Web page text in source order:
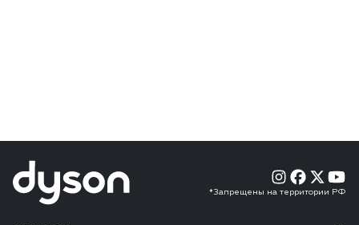
*Запрещены на территории РФ